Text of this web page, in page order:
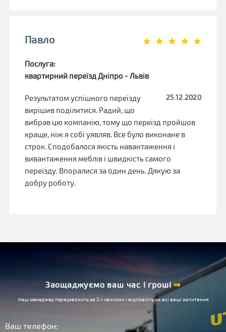
Павло
Послуга:
квартирний переїзд Дніпро - Львів
25.12.2020
Результатом успішного переїзду
вирішив поділитися. Радий, що
вибрав цю компанію, тому що переїзд пройшов
краще, ніж я собі уявляв. Все було виконане в
строк. Сподобалося якість навантаження і
вивантаження меблів і швидкість самого
переїзду. Впоралися за один день. Дякую за
добру роботу.
Заощаджуємо ваш час і гроші⇒
Наш менеджер передзвонить за 2-і хвилини і відповість на всі ваші запитання
Ваш телефон: